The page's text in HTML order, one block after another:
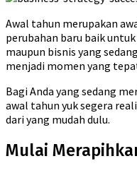
Awal tahun merupakan
perubahan baru baik
maupun bisnis yang
menjadi momen yang
Bagi Anda yang sedang
awal tahun yuk segera
dari yang mudah dulu.
Mulai